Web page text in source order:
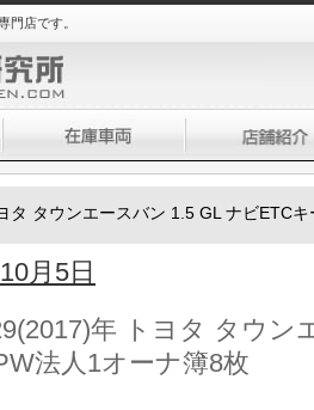
門店です。
タ タウンエースバン 1.5 GL ナビETC
月5日
年 トヨタ タウン
法人1オーナ簿8枚